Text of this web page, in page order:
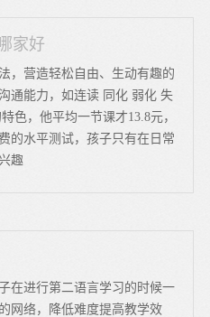
家好
，营造轻松自由、生动有趣的
通能力，如连读 同化 弱化 失
色，他平均一节课才13.8元，
的水平测试，孩子只有在日常
趣
在进行第二语言学习的时候一
网络，降低难度提高教学效